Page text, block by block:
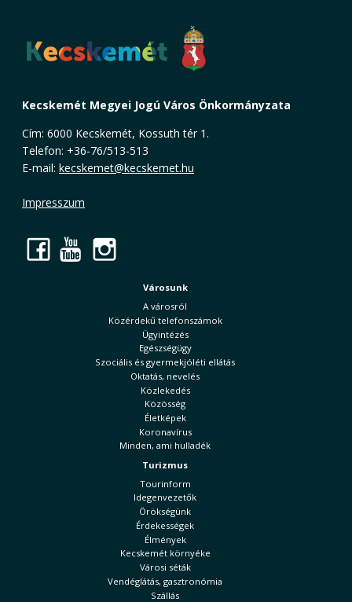
Kecskemét Megyei Jogú Város Önkormányzata
Cím: 6000 Kecskemét, Kossuth tér 1.
Telefon: +36-76/513-513
E-mail: kecskemet@kecskemet.hu
Impresszum
Facebook
YouTube
Városunk
A városról
Közérdekű telefonszámok
Ügyintézés
Egészségügy
Szociális és gyermekjóléti ellátás
Oktatás, nevelés
Közlekedés
Közösség
Életképek
Koronavírus
Minden, ami hulladék
Turizmus
Tourinform
Idegenvezetők
Örökségünk
Érdekességek
Élmények
Kecskemét környéke
Városi séták
Vendéglátás, gasztronómia
Szállás